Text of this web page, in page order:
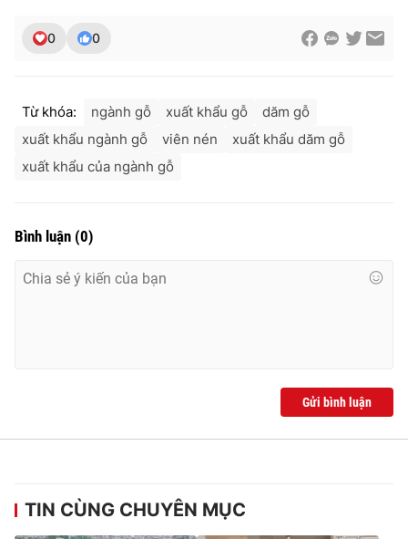
0 0
Từ khóa: ngành gỗ xuất khẩu gỗ
dăm gỗ
xuất khẩu ngành gỗ
viên nén
xuất khẩu dăm gỗ
xuất khẩu của ngành gỗ
Bình luận (0)
Gửi bình luận
TIN CÙNG CHUYÊN MỤC